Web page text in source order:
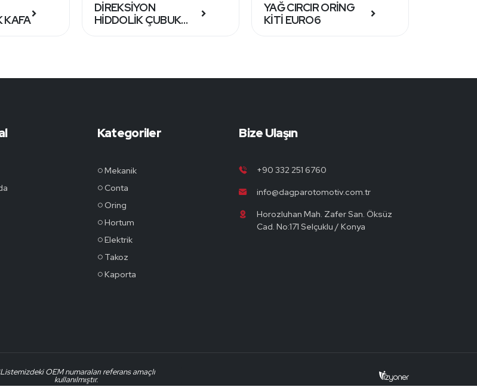
KAFA
DİREKSİYON
HİDDOLİK ÇUBUK
YAĞ CIRCIR ORİNG
KİTİ EURO6
Kategoriler
Mekanik
Conta
Oring
Hortum
Elektrik
Takoz
Kaporta
Bize Ulaşın
+90 332 251 6760
info@dagparotomotiv.com.tr
Horozluhan Mah. Zafer San. Öksüz
Cad. No:171 Selçuklu / Konya
OEM numaraları referans amaçlı
kullanılmıştır.